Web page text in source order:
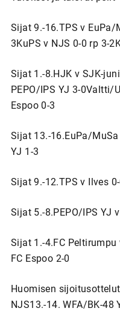
Sijat 9.-16.TPS v EuPa/
3KuPS v NJS 0-0 rp 3-
Sijat 1.-8.HJK v SJK-
PEPO/IPS YJ 3-0Valtti/
Espoo 0-3
Sijat 13.-16.EuPa/
YJ 1-3
Sijat 9.-12.TPS v Ilves
Sijat 5.-8.PEPO/IPS YJ
Sijat 1.-4.FC
FC Espoo 2-0
Huomisen
NJS13.-14. WFA/BK-48